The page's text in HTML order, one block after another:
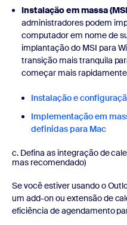
Instalação em massa
administradores podem
computador em nome de
implantação do MSI para
transição mais tranquila
começar mais
Instalação e
Implementação em
definidas para Mac
c. Defina as integração de
mas recomendado)
Se você estiver usando o
um add-on ou extensão de
eficiência de agendamento